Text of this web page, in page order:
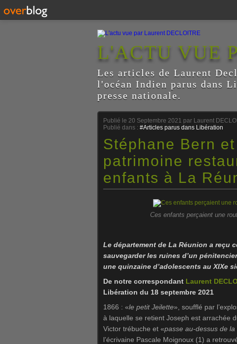
L'ACTU VUE
Les articles de Laurent
l'océan Indien parus dans
presse nationale.
Publié le 20 Septembre 2021 par Laurent
Publié dans : #Articles parus dans Libération
Stéphane Bern
patrimoine
enfants à La
Ces enfants perçaient une
Le département de La Réunion a reçu
sauvegarder les ruines d’un
une quinzaine d’adolescents au XIXe
De notre correspondant Laurent
Libération du 18 septembre 2021
1866 : «le petit Jeilette», soufflé par
à laquelle se retient Joseph est arrachée
Victor trébuche et «passe au-dessus de
l’écrivaine Pascale Moignoux (1) a